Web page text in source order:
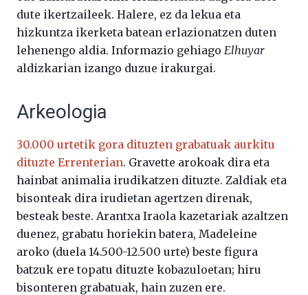
dute ikertzaileek. Halere, ez da lekua eta
hizkuntza ikerketa batean erlazionatzen duten
lehenengo aldia. Informazio gehiago Elhuyar
aldizkarian izango duzue irakurgai.
Arkeologia
30.000 urtetik gora dituzten grabatuak aurkitu
dituzte Errenterian. Gravette arokoak dira eta
hainbat animalia irudikatzen dituzte. Zaldiak eta
bisonteak dira irudietan agertzen direnak,
besteak beste. Arantxa Iraola kazetariak azaltzen
duenez, grabatu horiekin batera, Madeleine
aroko (duela 14.500-12.500 urte) beste figura
batzuk ere topatu dituzte kobazuloetan; hiru
bisonteren grabatuak, hain zuzen ere.